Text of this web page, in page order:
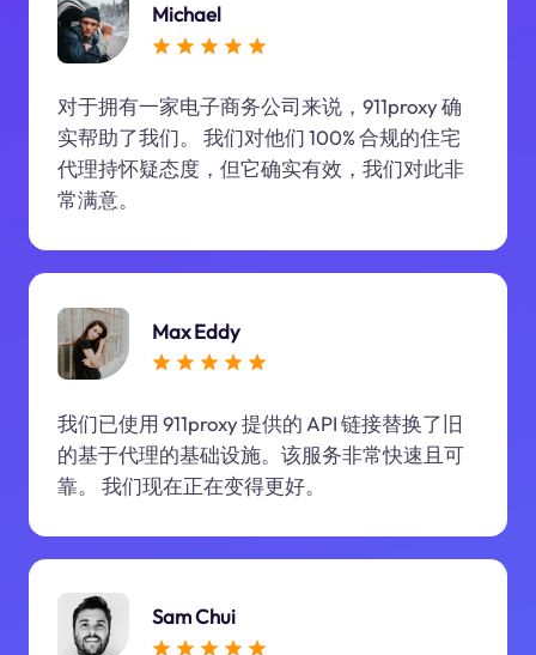
Michael
对于拥有一家电子商务公司来说，911proxy 确
实帮助了我们。 我们对他们 100% 合规的住宅
代理持怀疑态度，但它确实有效，我们对此非
常满意。
Max Eddy
我们已使用 911proxy 提供的 API 链接替换了旧
的基于代理的基础设施。该服务非常快速且可
靠。 我们现在正在变得更好。
Sam Chui